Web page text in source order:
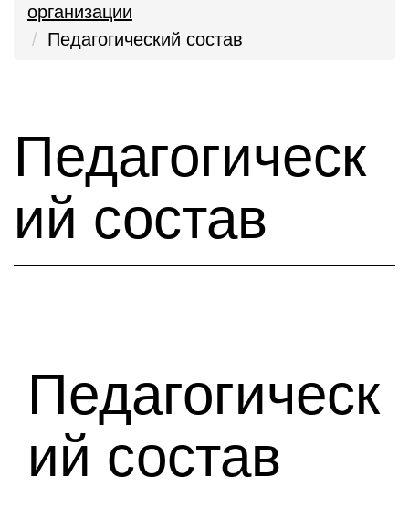
организации
Педагогический состав
Педагогическ
ий состав
Педагогическ
ий состав